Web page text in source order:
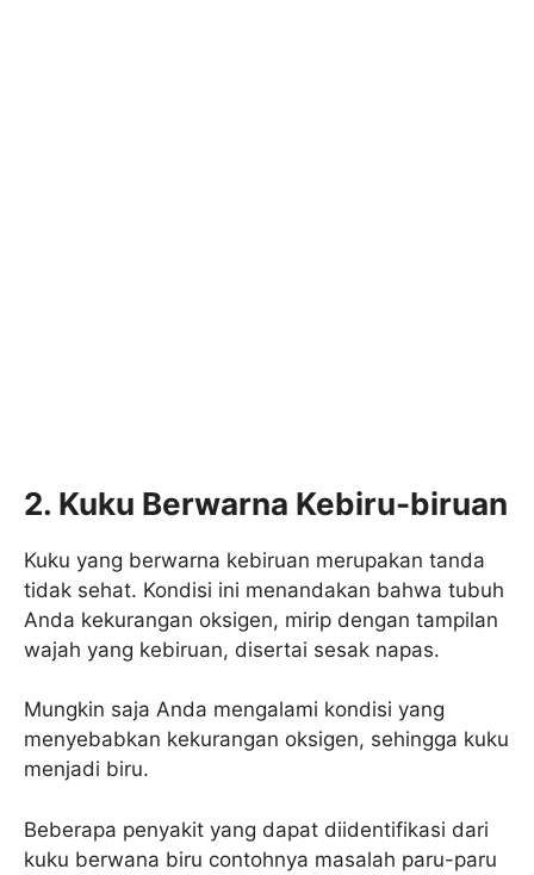
2. Kuku Berwarna Kebiru-biruan
Kuku yang berwarna kebiruan merupakan tanda
tidak sehat. Kondisi ini menandakan bahwa tubuh
Anda kekurangan oksigen, mirip dengan tampilan
wajah yang kebiruan, disertai sesak napas.
Mungkin saja Anda mengalami kondisi yang
menyebabkan kekurangan oksigen, sehingga kuku
menjadi biru.
Beberapa penyakit yang dapat diidentifikasi dari
kuku berwana biru contohnya masalah paru-paru